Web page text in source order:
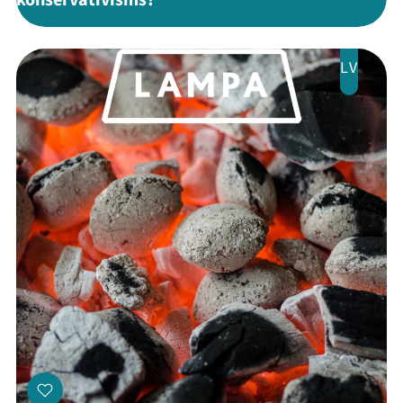
Arhīvs
Viņi bija LAMPĀ 2026
Jaunumi
Ziedo
Veikals
Kontakti
LV